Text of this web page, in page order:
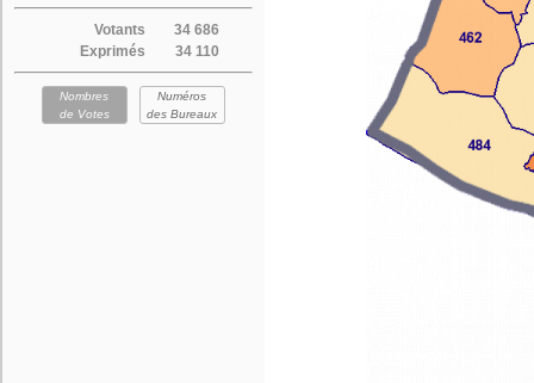
Votants
34 686
Exprimés
34 110
Nombres
de Votes
Numéros
des Bureaux